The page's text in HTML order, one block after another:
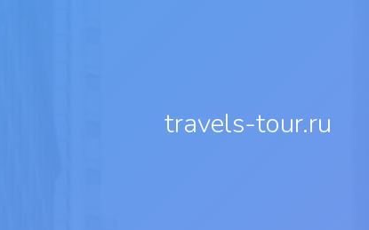
travels-tour.ru